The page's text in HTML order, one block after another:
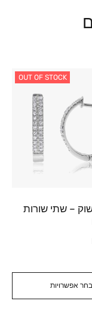
OUT OF STOCK
בחר אפשרויות
– שתי שורות